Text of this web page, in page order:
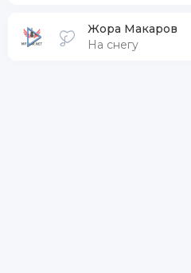
Жора Макаров
На снегу